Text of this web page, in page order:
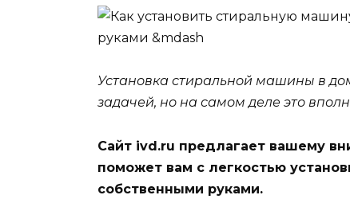
Установка стиральной машины в
задачей, но на самом деле это
Сайт ivd.ru предлагает вашему
поможет вам с легкостью
собственными руками.